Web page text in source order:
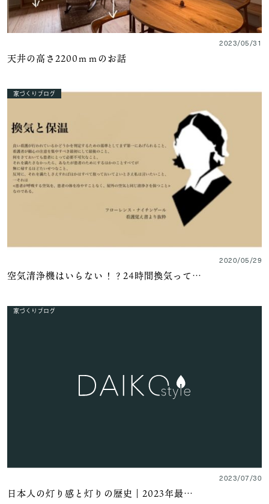
2023/05/31
天井の高さ2200ｍｍのお話
家づくりブログ
2020/05/29
空気清浄機はいらない！？24時間換気って…
家づくりブログ
2023/07/30
日本人の灯り感と灯りの歴史｜2023年最…